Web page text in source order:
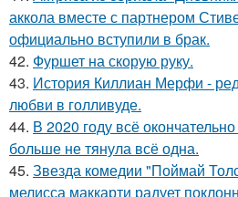
аккола вместе с партнером
официально вступили в брак.
42. Фуршет на скорую руку.
43. История Киллиан Мерфи -
любви в голливуде.
44. В 2020 году всё
больше не тянула всё одна.
45. Звезда комедии "Поймай
мелисса маккарти радует